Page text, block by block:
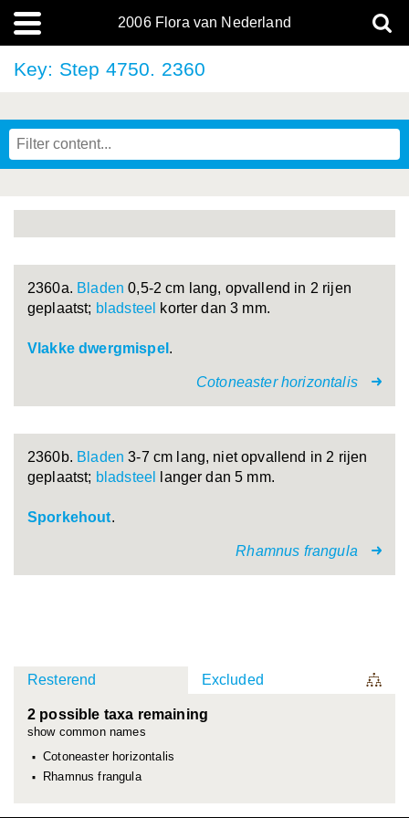
2006 Flora van Nederland
Key: Step 4750. 2360
2360a. Bladen 0,5-2 cm lang, opvallend in 2 rijen
geplaatst; bladsteel korter dan 3 mm.
Vlakke dwergmispel .
Cotoneaster horizontalis
2360b. Bladen 3-7 cm lang, niet opvallend in 2 rijen
geplaatst; bladsteel langer dan 5 mm.
Sporkehout.
Rhamnus frangula
Resterend Excluded
2 possible taxa remaining
show common names
Cotoneaster horizontalis
Rhamnus frangula